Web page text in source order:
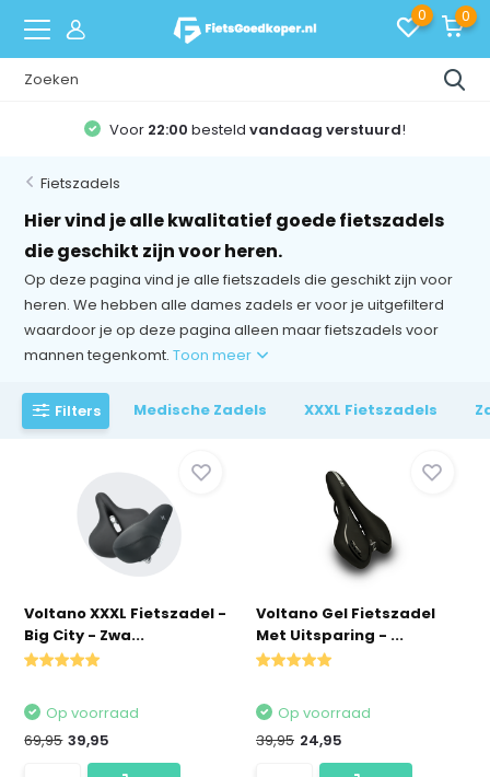
0 0
Voor 22:00 besteldvandaag verstuurd!
Fietszadels
Hier vind je alle kwalitatief goede fietszadels
die geschikt zijn voor heren.
Op deze pagina vind je alle fietszadels die geschikt zijn voor
heren. We hebben alle dames zadels er voor je uitgefilterd
waardoor je op deze pagina alleen maar fietszadels voor
mannen tegenkomt.Toon meer
Filters Medische Zadels XXXL Fietszadels
Voltano XXXL Fietszadel -
Big City - Zwa...
Op voorraad
69,95 39,95
Voltano Gel Fietszadel
Met Uitsparing - ...
Op voorraad
39,95 24,95